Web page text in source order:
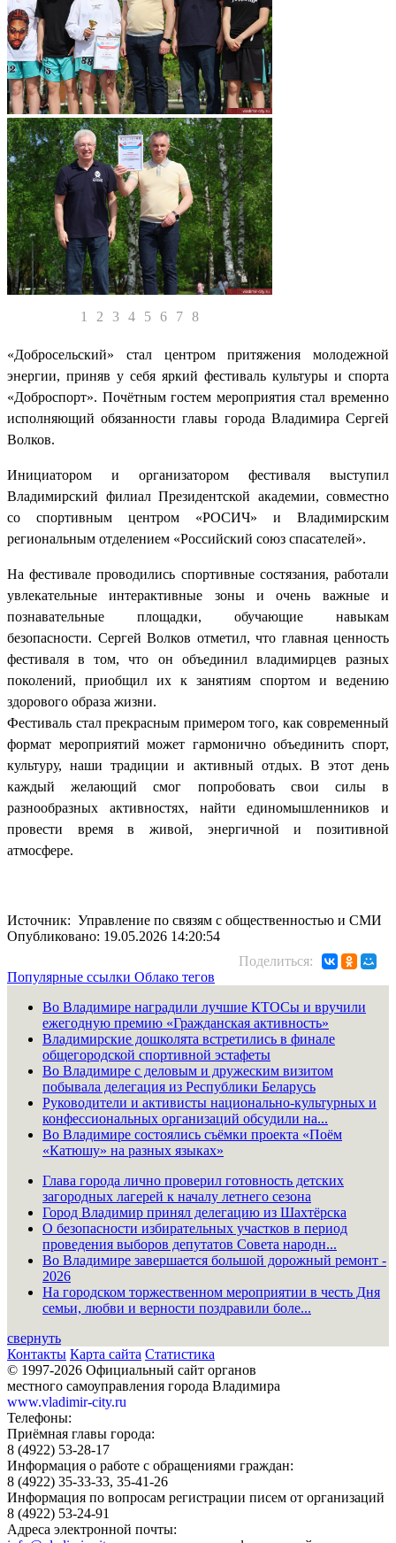
1 2 3 4 5 6 7 8
«Добросельский» стал центром притяжения молодежной
энергии, приняв у себя яркий фестиваль культуры и спорта
«Доброспорт». Почётным гостем мероприятия стал временно
исполняющий обязанности главы города Владимира Сергей
Волков.
Инициатором и организатором фестиваля выступил
Владимирский филиал Президентской академии, совместно
со спортивным центром «РОСИЧ» и Владимирским
региональным отделением «Российский союз спасателей».
На фестивале проводились спортивные состязания, работали
увлекательные интерактивные зоны и очень важные и
познавательные площадки, обучающие навыкам
безопасности. Сергей Волков отметил, что главная ценность
фестиваля в том, что он объединил владимирцев разных
поколений, приобщил их к занятиям спортом и ведению
здорового образа жизни.
Фестиваль стал прекрасным примером того, как современный
формат мероприятий может гармонично объединить спорт,
культуру, наши традиции и активный отдых. В этот день
каждый желающий смог попробовать свои силы в
разнообразных активностях, найти единомышленников и
провести время в живой, энергичной и позитивной
атмосфере.
Источник: Управление по связям с общественностью и СМИ
Опубликовано: 19.05.2026 14:20:54
Поделиться:
Популярные ссылки Облако тегов
Во Владимире наградили лучшие КТОСы и вручили
ежегодную премию «Гражданская активность»
Владимирские дошколята встретились в финале
общегородской спортивной эстафеты
Во Владимире с деловым и дружеским визитом
побывала делегация из Республики Беларусь
Руководители и активисты национально-культурных и
конфессиональных организаций обсудили на...
Во Владимире состоялись съёмки проекта «Поём
«Катюшу» на разных языках»
Глава города лично проверил готовность детских
загородных лагерей к началу летнего сезона
Город Владимир принял делегацию из Шахтёрска
О безопасности избирательных участков в период
проведения выборов депутатов Совета народн...
Во Владимире завершается большой дорожный ремонт -
2026
На городском торжественном мероприятии в честь Дня
семьи, любви и верности поздравили боле...
свернуть
Контакты Карта сайта Статистика
© 1997-2026 Официальный сайт органов
местного самоуправления города Владимира
www.vladimir-city.ru
Телефоны:
Приёмная главы города:
8 (4922) 53-28-17
Информация о работе с обращениями граждан:
8 (4922) 35-33-33, 35-41-26
Информация по вопросам регистрации писем от организаций
8 (4922) 53-24-91
Адреса электронной почты: